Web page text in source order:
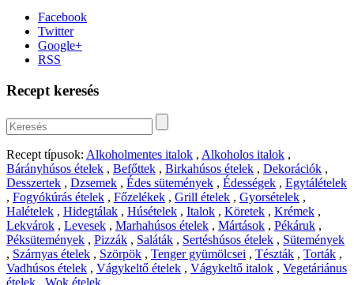
Facebook
Twitter
Google+
RSS
Recept keresés
Recept típusok: Alkoholmentes italok , Alkoholos italok ,
Bárányhúsos ételek , Befőttek , Birkahúsos ételek , Dekorációk ,
Desszertek , Dzsemek , Édes sütemények , Édességek , Egytálételek
, Fogyókúrás ételek , Főzelékek , Grill ételek , Gyorsételek ,
Halételek , Hidegtálak , Húsételek , Italok , Köretek , Krémek ,
Lekvárok , Levesek , Marhahúsos ételek , Mártások , Pékáruk ,
Péksütemények , Pizzák , Saláták , Sertéshúsos ételek , Sütemények
, Szárnyas ételek , Szörpök , Tenger gyümölcsei , Tészták , Torták ,
Vadhúsos ételek , Vágykeltő ételek , Vágykeltő italok , Vegetáriánus